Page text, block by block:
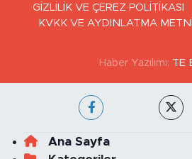
GİZLİLİK VE ÇEREZ POLİTİKASI
Ana Sayfa